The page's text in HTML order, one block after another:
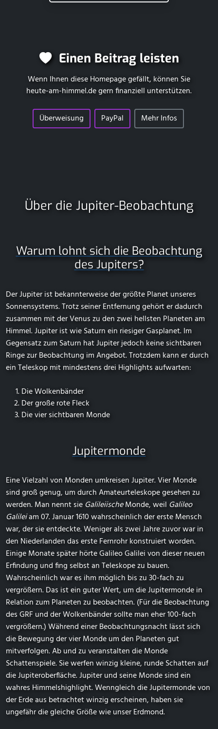
Einen Beitrag leisten
Wenn Ihnen diese Homepage gefällt, können Sie
heute-am-himmel.degern finanziell unterstützen.
Überweisung PayPal Mehr Infos
Über die Jupiter-Beobachtung
Warum lohnt sich die Beobachtung
des Jupiters?
Der Jupiter ist bekannterweise der größte Planet unseres
Sonnensystems. Trotz seiner Entfernung gehört er dadurch
zusammen mit der Venus zu den zwei hellsten Planeten am
Himmel. Jupiter ist wie Saturn ein riesiger Gasplanet. Im
Gegensatz zum Saturn hat Jupiter jedoch keine sichtbaren
Ringe zur Beobachtung im Angebot. Trotzdem kann er durch
ein Teleskop mit mindestens drei Highlights aufwarten:
Die Wolkenbänder
Der große rote Fleck
Die vier sichtbaren Monde
Jupitermonde
Eine Vielzahl von Monden umkreisen Jupiter. Vier Monde
sind groß genug, um durch Amateurteleskope gesehen zu
werden. Man nennt sie GalileiischeMonde, weil Galileo
Galileiam 07. Januar 1610 wahrscheinlich der erste Mensch
war, der sie entdeckte. Weniger als zwei Jahre zuvor war in
den Niederlanden das erste Fernrohr konstruiert worden.
Einige Monate später hörte Galileo Galilei von dieser neuen
Erfindung und fing selbst an Teleskope zu bauen.
Wahrscheinlich war es ihm möglich bis zu 30-fach zu
vergrößern. Das ist ein guter Wert, um die Jupitermonde in
Relation zum Planeten zu beobachten. (Für die Beobachtung
des GRF und der Wolkenbänder sollte man eher 100-fach
vergrößern.) Während einer Beobachtungsnacht lässt sich
die Bewegung der vier Monde um den Planeten gut
mitverfolgen. Ab und zu veranstalten die Monde
Schattenspiele. Sie werfen winzig kleine, runde Schatten auf
die Jupiteroberfläche. Jupiter und seine Monde sind ein
wahres Himmelshighlight. Wenngleich die Jupitermonde von
der Erde aus betrachtet winzig erscheinen, haben sie
ungefähr die gleiche Größe wie unser Erdmond.